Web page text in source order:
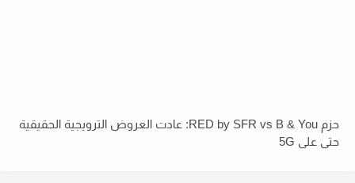
حزم RED by SFR vs B & You: عادت العروض الترويجية الحقيقية
حتى على 5G